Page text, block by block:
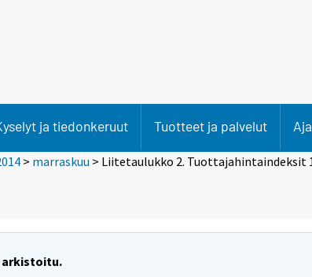
ja tiedonkeruut Tuotteet ja palvelut
> marraskuu > Liitetaulukko 2. Tuottajahintaindeksit
arkistoitu.